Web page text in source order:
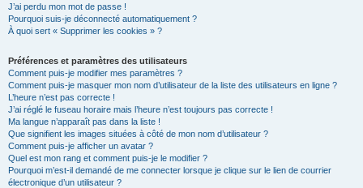
J’ai perdu mon mot de passe !
Pourquoi suis-je déconnecté automatiquement ?
À quoi sert « Supprimer les cookies » ?
Préférences et paramètres des utilisateurs
Comment puis-je modifier mes paramètres ?
Comment puis-je masquer mon nom d’utilisateur de la liste des utilisateurs en ligne ?
L’heure n’est pas correcte !
J’ai réglé le fuseau horaire mais l’heure n’est toujours pas correcte !
Ma langue n’apparaît pas dans la liste !
Que signifient les images situées à côté de mon nom d’utilisateur ?
Comment puis-je afficher un avatar ?
Quel est mon rang et comment puis-je le modifier ?
Pourquoi m’est-il demandé de me connecter lorsque je clique sur le lien de courrier
électronique d’un utilisateur ?